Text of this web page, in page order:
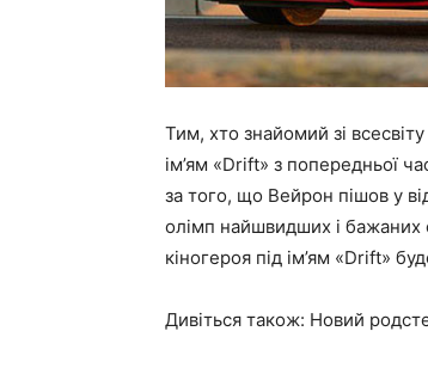
Тим, хто знайомий зі
ім’ям «Drift» з попередньої
за того, що Вейрон пішов у
олімп найшвидших і бажаних
кіногероя під ім’ям «Drift»
Дивіться також: Новий